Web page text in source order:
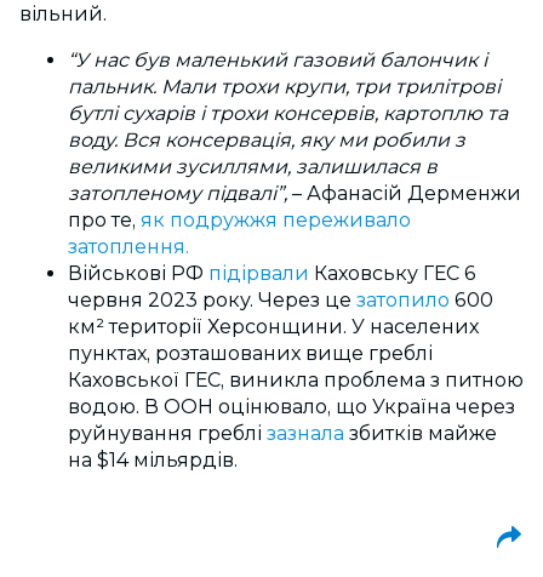
вільний.
“У нас був маленький газовий балончик і
пальник. Мали трохи крупи, три трилітрові
бутлі сухарів і трохи консервів, картоплю та
воду. Вся консервація, яку ми робили з
великими зусиллями, залишилася в
затопленому підвалі”, – Афанасій Дерменжи
про те, як подружжя переживало
затоплення.
Військові РФ підірвали Каховську ГЕС 6
червня 2023 року. Через це затопило 600
км² території Херсонщини. У населених
пунктах, розташованих вище греблі
Каховської ГЕС, виникла проблема з питною
водою. В ООН оцінювало, що Україна через
руйнування греблі зазнала збитків майже
на $14 мільярдів.